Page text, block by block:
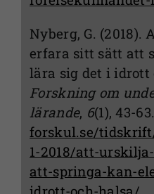
Nyberg, G.
erfara sitt sätt att
lära sig det i idrott
Forskning om
lärande, 6(1), 43-63.
forskul.se/
1-2018/att-
att-springa-kan-